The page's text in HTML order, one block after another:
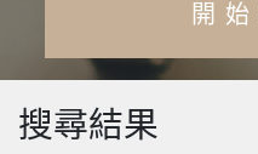
開
搜尋結果